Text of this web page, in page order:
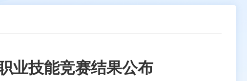
业技能竞赛结果公布